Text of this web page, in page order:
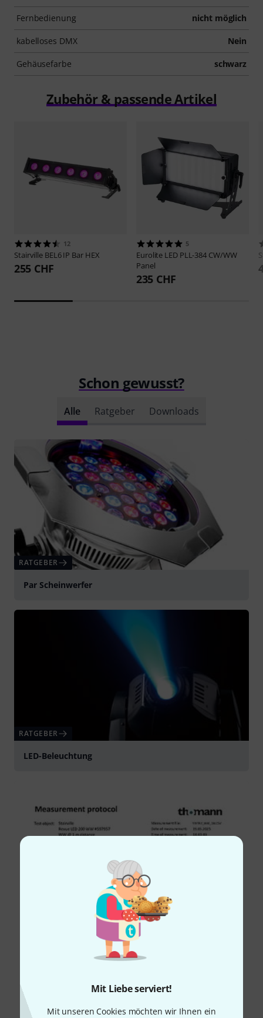
Mit Liebe serviert!
Mit unseren Cookies möchten wir Ihnen ein
Fernbedienung nicht möglich
kabelloses DMX Nein
Gehäusefarbe schwarz
Zubehör & passende Artikel
12
Stairville BEL6 IP Bar HEX
255 CHF
5
Eurolite LED PLL-384 CW/WW
Panel
235 CHF
Schon gewusst?
Alle Ratgeber Downloads
RATGEBER
Par Scheinwerfer
RATGEBER
LED-Beleuchtung